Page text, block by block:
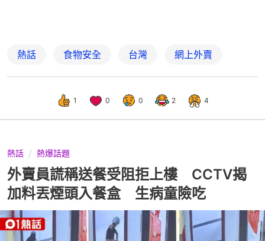
熱話 食物安全 台灣 網上外賣
1 0 0 2 4
熱話 熱爆話題
外賣員謊稱送餐受阻拒上樓 CCTV揭
加料丟煙頭入餐盒 生病童險吃